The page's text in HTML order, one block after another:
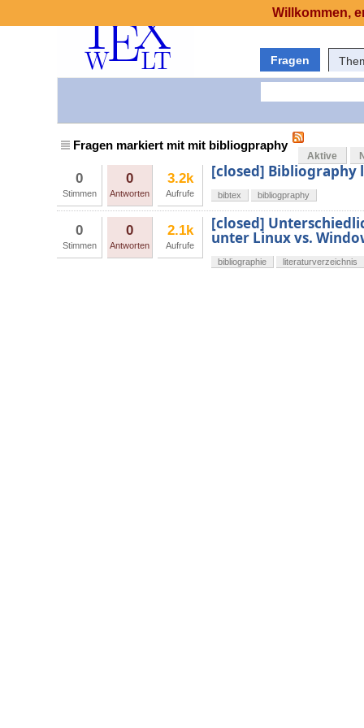
Fragen
Fragen markiert mit mit bibliogpraphy
Aktive
0
Stimmen
0
Antworten
3.2k
Aufrufe
[closed] Bibliography
bibtex bibliogpraphy
0
Stimmen
0
Antworten
2.1k
Aufrufe
[closed]
unter Linux vs.
bibliographie literaturverzeichnis
Willkommen,